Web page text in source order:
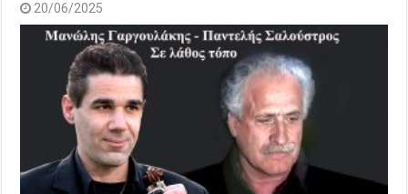
20/06/2025